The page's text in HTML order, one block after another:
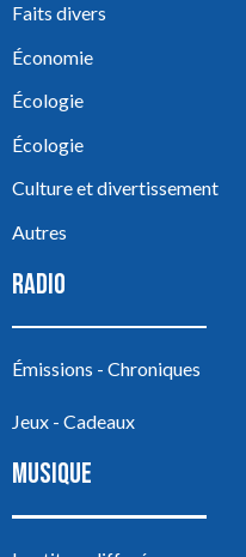
Faits divers
Économie
Écologie
Écologie
Culture et divertissement
Autres
RADIO
Émissions - Chroniques
Jeux - Cadeaux
MUSIQUE